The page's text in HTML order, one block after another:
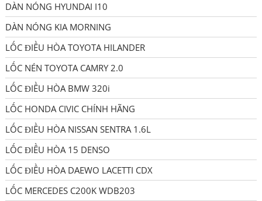
DÀN NÓNG HYUNDAI I10
DÀN NÓNG KIA MORNING
LỐC ĐIỀU HÒA TOYOTA HILANDER
LỐC NÉN TOYOTA CAMRY 2.0
LỐC ĐIỀU HÒA BMW 320i
LỐC HONDA CIVIC CHÍNH HÃNG
LỐC ĐIỀU HÒA NISSAN SENTRA 1.6L
LỐC ĐIỀU HÒA 15 DENSO
LỐC ĐIỀU HÒA DAEWO LACETTI CDX
LỐC MERCEDES C200K WDB203